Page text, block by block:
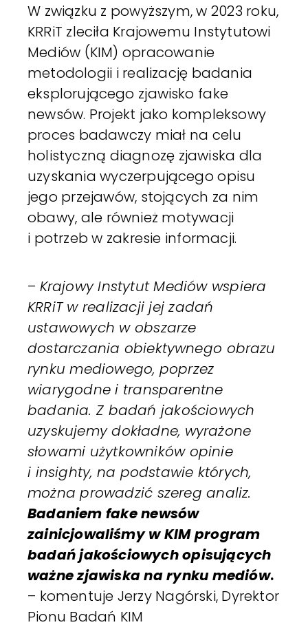
W związku z powyższym, w 2023 roku,
KRRiT zleciła Krajowemu Instytutowi
Mediów (KIM) opracowanie
metodologii i realizację badania
eksplorującego zjawisko fake
newsów. Projekt jako kompleksowy
proces badawczy miał na celu
holistyczną diagnozę zjawiska dla
uzyskania wyczerpującego opisu
jego przejawów, stojących za nim
obawy, ale również motywacji
i potrzeb w zakresie informacji.
– Krajowy Instytut Mediów wspiera
KRRiT w realizacji jej zadań
ustawowych w obszarze
dostarczania obiektywnego obrazu
rynku mediowego, poprzez
wiarygodne i transparentne
badania. Z badań jakościowych
uzyskujemy dokładne, wyrażone
słowami użytkowników opinie
i insighty, na podstawie których,
można prowadzić szereg analiz.
Badaniem fake newsów
zainicjowaliśmy w KIM program
badań jakościowych opisujących
ważne zjawiska na rynku mediów.
– komentuje Jerzy Nagórski, Dyrektor
Pionu Badań KIM